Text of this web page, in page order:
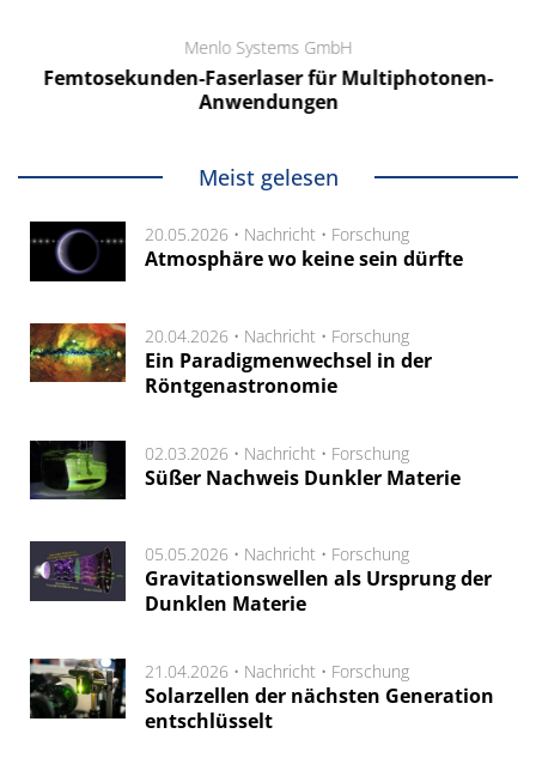
Menlo Systems GmbH
Femtosekunden-Faserlaser für Multiphotonen-
Anwendungen
Meist gelesen
20.05.2026 • Nachricht • Forschung
Atmosphäre wo keine sein dürfte
20.04.2026 • Nachricht • Forschung
Ein Paradigmenwechsel in der
Röntgenastronomie
02.03.2026 • Nachricht • Forschung
Süßer Nachweis Dunkler Materie
05.05.2026 • Nachricht • Forschung
Gravitationswellen als Ursprung der
Dunklen Materie
21.04.2026 • Nachricht • Forschung
Solarzellen der nächsten Generation
entschlüsselt